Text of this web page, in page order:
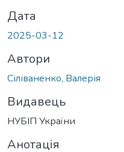
Дата
2025-03-12
Автори
Сіліваненко, Валерія
Видавець
НУБІП України
Анотація